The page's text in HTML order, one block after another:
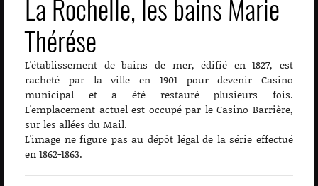
La Rochelle, les bains Marie
Thérése
L'établissement de bains de mer, édifié en 1827, est
racheté par la ville en 1901 pour devenir Casino
municipal et a été restauré plusieurs fois.
L'emplacement actuel est occupé par le Casino Barrière,
sur les allées du Mail.
L'image ne figure pas au dépôt légal de la série effectué
en 1862-1863.